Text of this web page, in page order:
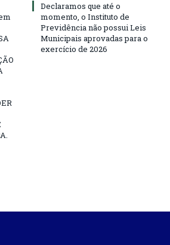
Declaramos que até o
momento, o Instituto de
Previdência não possui Leis
Municipais aprovadas para o
exercício de 2026